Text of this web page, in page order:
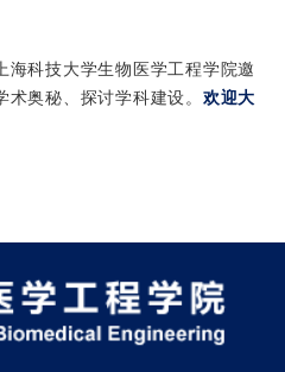
海科技大学生物医学工程学院邀
奥秘、探讨学科建设。 欢迎大